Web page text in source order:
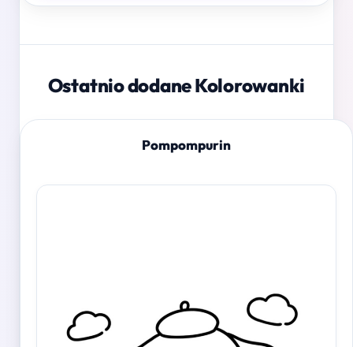
Ostatnio dodane Kolorowanki
Pompompurin